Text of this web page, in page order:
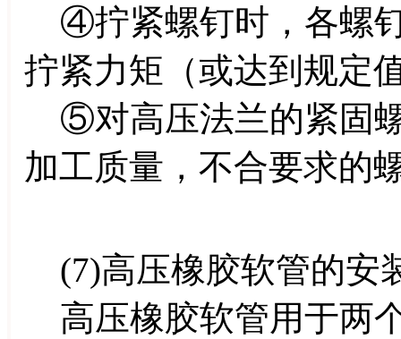
④拧紧螺钉时，各螺
拧紧力矩（或达到规定
⑤对高压法兰的紧固
加工质量，不合要求的
(7)高压橡胶软管的安
高压橡胶软管用于两